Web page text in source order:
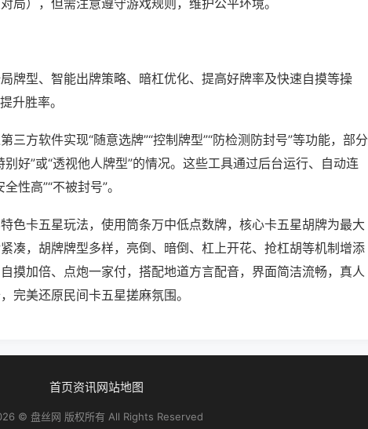
牌型、智能出牌策略、暗杠优化、提高好牌率及快速自摸等操
升胜率。
三方软件实现“随意选牌”“控制牌型”“防检测防封号”等功能，部分
好”或“透视他人牌型”的情况。这些工具通过后台运行、自动连
性高”“不被封号”。
色卡五星玩法，使用筒条万中低点数牌，核心卡五星胡牌为最大
凑，胡牌牌型多样，亮倒、暗倒、杠上开花、抢杠胡等机制增添
摸加倍、点炮一家付，搭配地道方言配音，界面简洁流畅，真人
完美还原民间卡五星搓麻氛围。
首页资讯网站地图
© 盘丝网 版权所有 All Rights Reserved